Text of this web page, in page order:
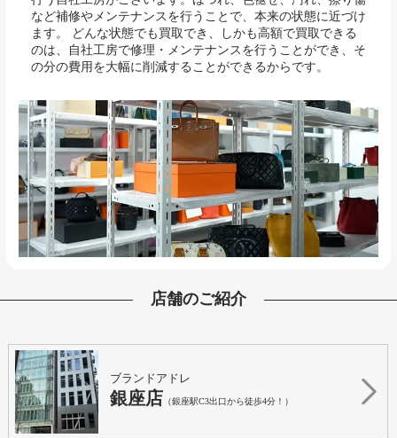
など補修やメンテナンスを行うことで、本来の状態に近づけ
ます。 どんな状態でも買取でき、しかも高額で買取できる
のは、自社工房で修理・メンテナンスを行うことができ、そ
の分の費用を大幅に削減することができるからです。
店舗のご紹介
ブランドアドレ
銀座店 （銀座駅C3出口から徒歩4分！）